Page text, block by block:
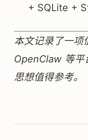
+ SQLite +
本文记录了一项
OpenClaw 等平
思想值得参考。